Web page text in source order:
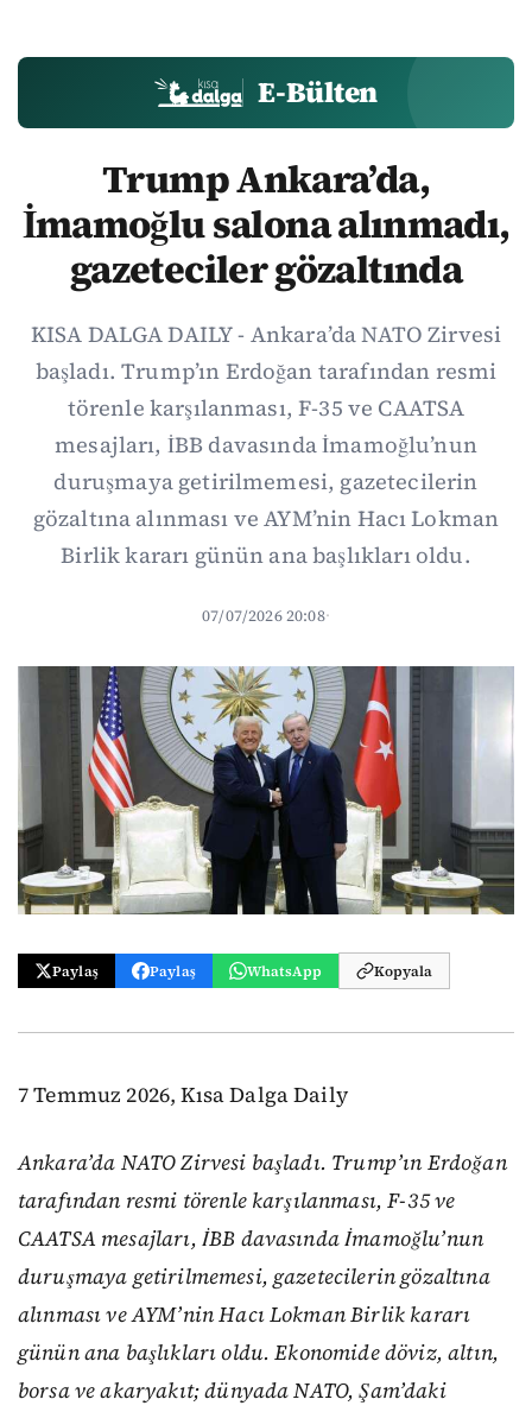
E-Bülten
Trump Ankara’da,
İmamoğlu salona alınmadı,
gazeteciler gözaltında
KISA DALGA DAILY - Ankara’da NATO Zirvesi
başladı. Trump’ın Erdoğan tarafından resmi
törenle karşılanması, F-35 ve CAATSA
mesajları, İBB davasında İmamoğlu’nun
duruşmaya getirilmemesi, gazetecilerin
gözaltına alınması ve AYM’nin Hacı Lokman
Birlik kararı günün ana başlıkları oldu.
07/07/2026 20:08·
Paylaş Paylaş WhatsApp Kopyala
7 Temmuz 2026, Kısa Dalga Daily
Ankara’da NATO Zirvesi başladı. Trump’ın Erdoğan
tarafından resmi törenle karşılanması, F-35 ve
CAATSA mesajları, İBB davasında İmamoğlu’nun
duruşmaya getirilmemesi, gazetecilerin gözaltına
alınması ve AYM’nin Hacı Lokman Birlik kararı
günün ana başlıkları oldu. Ekonomide döviz, altın,
borsa ve akaryakıt; dünyada NATO, Şam’daki